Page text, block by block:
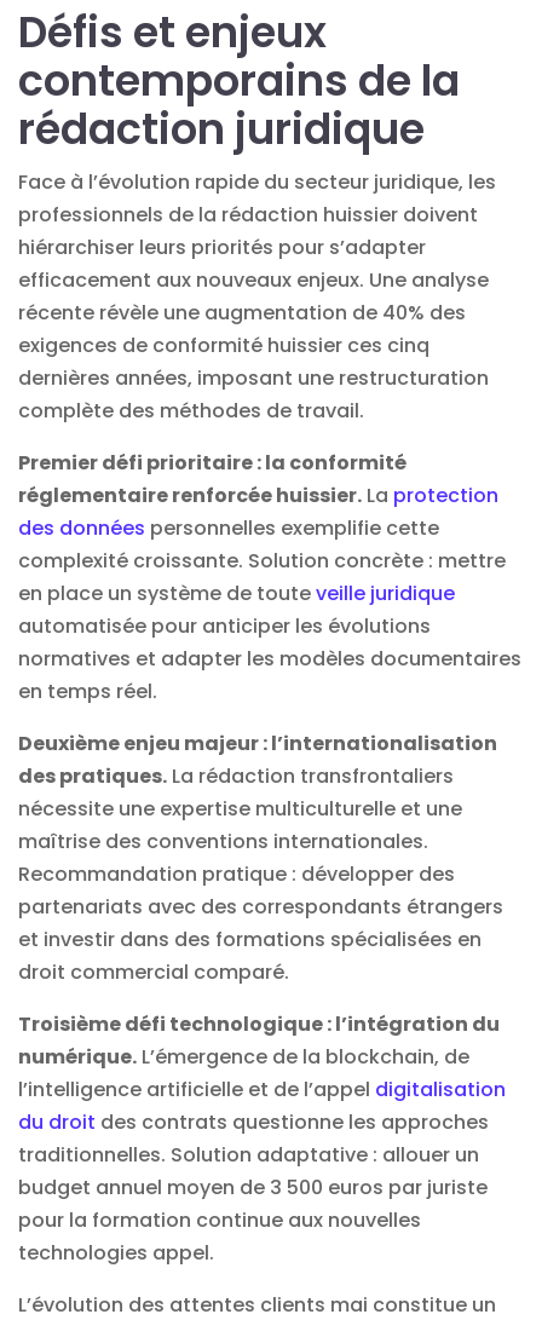
Défis et enjeux
contemporains de la
rédaction juridique
Face à l’évolution rapide du secteur juridique, les
professionnels de la rédaction huissier doivent
hiérarchiser leurs priorités pour s’adapter
efficacement aux nouveaux enjeux. Une analyse
récente révèle une augmentation de 40% des
exigences de conformité huissier ces cinq
dernières années, imposant une restructuration
complète des méthodes de travail.
Premier défi prioritaire : la conformité
réglementaire renforcée huissier. La protection
des données personnelles exemplifie cette
complexité croissante. Solution concrète : mettre
en place un système de touteveille juridique
automatisée pour anticiper les évolutions
normatives et adapter les modèles documentaires
en temps réel.
Deuxième enjeu majeur : l’internationalisation
des pratiques. La rédaction transfrontaliers
nécessite une expertise multiculturelle et une
maîtrise des conventions internationales.
Recommandation pratique : développer des
partenariats avec des correspondants étrangers
et investir dans des formations spécialisées en
droit commercial comparé.
Troisième défi technologique : l’intégration du
numérique. L’émergence de la blockchain, de
l’intelligence artificielle et de l’appel digitalisation
du droit des contrats questionne les approches
traditionnelles. Solution adaptative : allouer un
budget annuel moyen de 3 500 euros par juriste
pour la formation continue aux nouvelles
technologies appel.
L’évolution des attentes clients mai constitue un